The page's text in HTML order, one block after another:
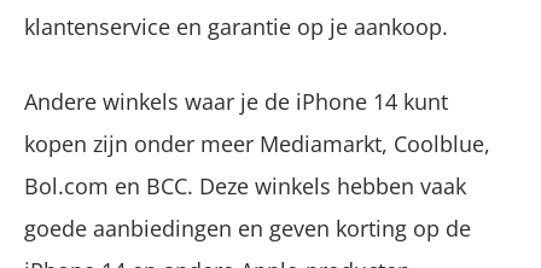
klantenservice en garantie op je aankoop.
Andere winkels waar je de iPhone 14 kunt
kopen zijn onder meer Mediamarkt, Coolblue,
Bol.com en BCC. Deze winkels hebben vaak
goede aanbiedingen en geven korting op de